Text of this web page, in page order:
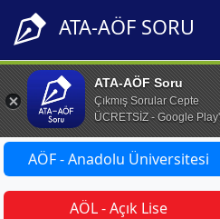
ATA-AÖF SORU
ATA-AÖF Soru
Çıkmış Sorular Cepte
ÜCRETSİZ - Google
AÖF - Anadolu Üniversitesi
AÖL - Açık Lise